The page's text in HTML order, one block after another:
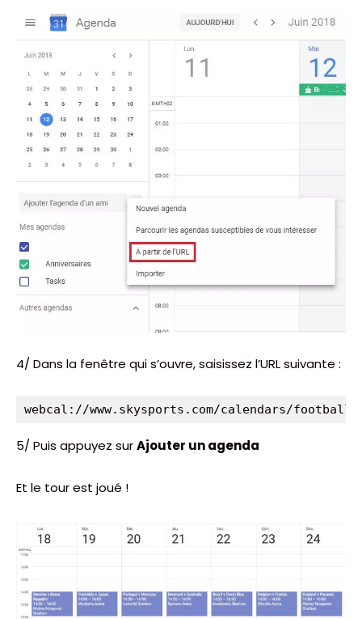
4/ Dans la fenêtre qui s’ouvre, saisissez l’URL suivante :
webcal://www.skysports.com/calendars/
5/ Puis appuyez surAjouter un agenda
Et le tour est joué !